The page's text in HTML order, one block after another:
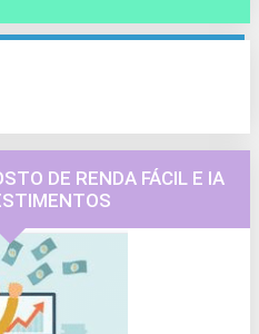
DE RENDA FÁCIL E IA